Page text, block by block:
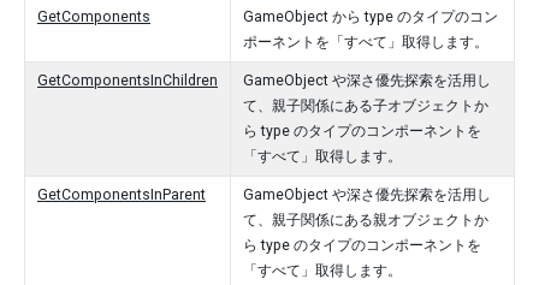
GetComponents
GameObject から type のタイプのコン
ポーネントを「すべて」取得します。
GetComponentsInChildren
GameObject や深さ優先探索を活用し
て、親子関係にある子オブジェクトか
ら type のタイプのコンポーネントを
「すべて」取得します。
GetComponentsInParent
GameObject や深さ優先探索を活用し
て、親子関係にある親オブジェクトか
ら type のタイプのコンポーネントを
「すべて」取得します。